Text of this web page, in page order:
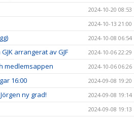
2024-10-20 08:53
2024-10-13 21:00
2024-10-08 06:54
arrangerat av GJF 2024-10-06 22:29
medlemsappen 2024-10-06 06:26
16:00 2024-09-08 19:20
Jörgen ny grad! 2024-09-08 19:14
2024-09-08 19:13